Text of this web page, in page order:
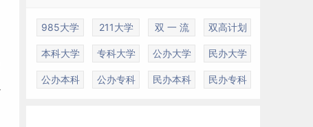
985大学 211大学 双 一 流 双高计划
本科大学 专科大学 公办大学 民办大学
公办本科 公办专科 民办本科 民办专科